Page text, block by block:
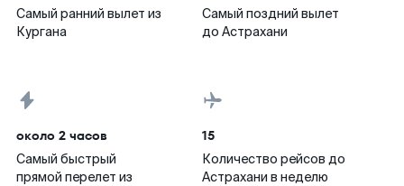
Самый ранний вылет из
Кургана
Самый поздний вылет
до Астрахани
около 2 часов
Самый быстрый
прямой перелет из
15
Количество рейсов до
Астрахани в неделю